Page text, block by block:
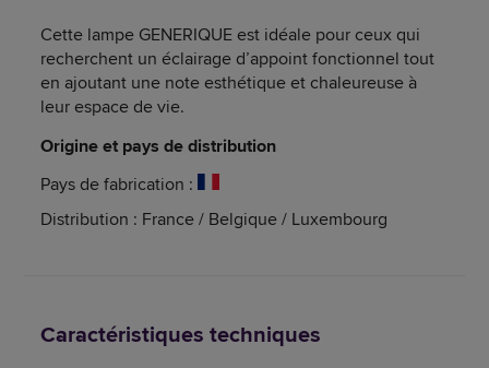
Cette lampe GENERIQUE est idéale pour ceux qui
recherchent un éclairage d’appoint fonctionnel tout
en ajoutant une note esthétique et chaleureuse à
leur espace de vie.
Origine et pays de distribution
Pays de fabrication :
Distribution : France / Belgique / Luxembourg
Caractéristiques techniques